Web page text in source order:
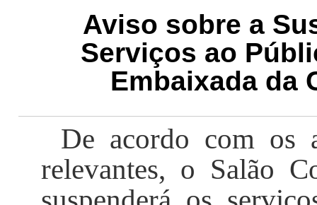
Aviso sobre a
Serviços ao
Embaixada da
De acordo com os
relevantes, o Salão